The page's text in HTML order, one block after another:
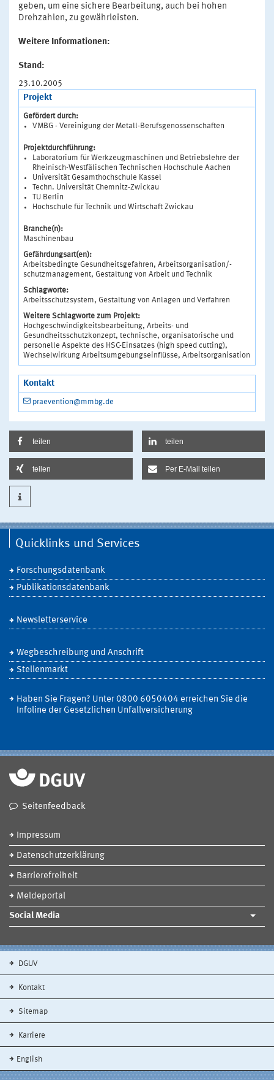
geben, um eine sichere Bearbeitung, auch bei hohen
Drehzahlen, zu gewährleisten.
Weitere Informationen:
Stand:
23.10.2005
Projekt
Gefördert durch:
VMBG - Vereinigung der Metall-Berufsgenossenschaften
Projektdurchführung:
Laboratorium für Werkzeugmaschinen und Betriebslehre der
Rheinisch-Westfälischen Technischen Hochschule Aachen
Universität Gesamthochschule Kassel
Techn. Universität Chemnitz-Zwickau
TU Berlin
Hochschule für Technik und Wirtschaft Zwickau
Branche(n):
Maschinenbau
Gefährdungsart(en):
Arbeitsbedingte Gesundheitsgefahren, Arbeitsorganisation/-
schutzmanagement, Gestaltung von Arbeit und Technik
Schlagworte:
Arbeitsschutzsystem, Gestaltung von Anlagen und Verfahren
Weitere Schlagworte zum Projekt:
Hochgeschwindigkeitsbearbeitung, Arbeits- und
Gesundheitsschutzkonzept, technische, organisatorische und
personelle Aspekte des HSC-Einsatzes (high speed cutting),
Wechselwirkung Arbeitsumgebungseinflüsse, Arbeitsorganisation
Kontakt
praevention@mmbg.de
teilen teilen
teilen Per E-Mail teilen
Quicklinks und Services
Forschungsdatenbank
Publikationsdatenbank
Newsletterservice
Wegbeschreibung und Anschrift
Stellenmarkt
Haben Sie Fragen? Unter 0800 6050404 erreichen Sie die
Infoline der Gesetzlichen Unfallversicherung
Seitenfeedback
Impressum
Datenschutzerklärung
Barrierefreiheit
Meldeportal
Social Media
DGUV
Kontakt
Sitemap
Karriere
English